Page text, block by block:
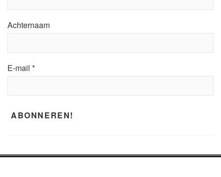
Achternaam
E-mail *